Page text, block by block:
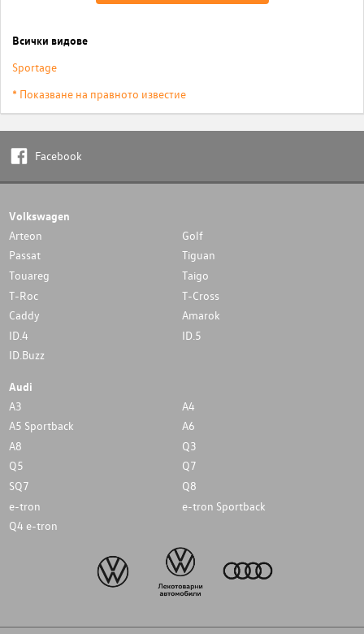
Всички видове
Sportage
* Показване на правното известие
Facebook
Volkswagen
Arteon
Golf
Passat
Tiguan
Touareg
Taigo
T-Roc
T-Cross
Caddy
Amarok
ID.4
ID.5
ID.Buzz
Audi
A3
A4
A5 Sportback
A6
A8
Q3
Q5
Q7
SQ7
Q8
e-tron
e-tron Sportback
Q4 e-tron